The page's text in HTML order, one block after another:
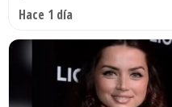
Hace 1 día